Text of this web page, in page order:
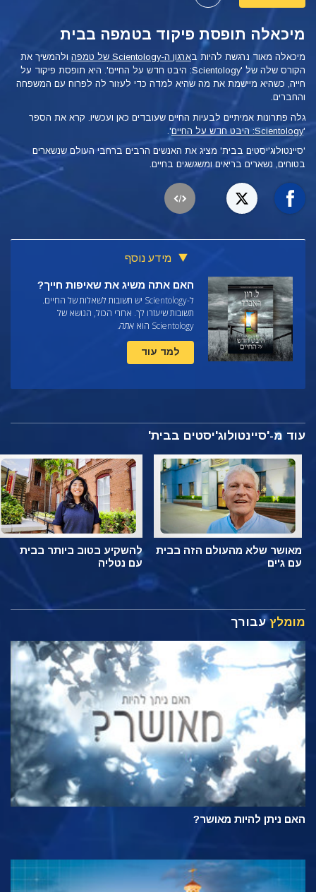
מיכאלה תופסת פיקוד בטמפה בבית
מיכאלה מאוד נרגשת להיות בארגון ה-Scientology של טמפה
ולהמשיך את
הקורס שלה של 'Scientology: היבט חדש על החיים'.
היא תופסת פיקוד על
חייה, כשהיא מיישמת את מה שהיא למדה כדי לעזור לה לפרוח עם המשפחה
והחברים.
גלה פתרונות אמיתיים לבעיות החיים שעובדים כאן ועכשיו. קרא את הספר
'Scientology: היבט חדש על החיים
'.
'סיינטולוג'יסטים בבית' מציג את האנשים הרבים ברחבי העולם שנשארים
בטוחים, נשארים בריאים ומשגשגים בחיים.
מידע נוסף
האם אתה משיג את שאיפות חייך?
ל-Scientology יש תשובות לשאלות של החיים.
תשובות שיעזרו לך. אחרי הכול, הנושא של
Scientology הוא
אתה.
למד עוד
עוד מ-'סיינטולוג'יסטים בבית'
מאושר שלא מהעולם הזה בבית
עם ג'ים
להשקיע בטוב ביותר בבית
עם נטליה
מומלץעבורך
האם ניתן להיות מאושר?